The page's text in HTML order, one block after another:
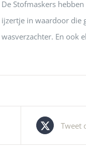
De Stofmaskers
ijzertje in waardoor die
wasverzachter. En ook
Tweet